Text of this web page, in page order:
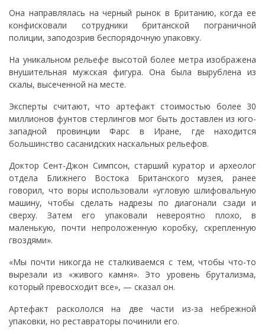
Она направлялась на черный рынок в Британию, когда ее
конфисковали сотрудники британской пограничной
полиции, заподозрив беспорядочную упаковку.
На уникальном рельефе высотой более метра изображена
внушительная мужская фигура. Она была вырублена из
скалы, высеченной на месте.
Эксперты считают, что артефакт стоимостью более 30
миллионов фунтов стерлингов мог быть доставлен из юго-
западной провинции Фарс в Иране, где находится
большинство сасанидских наскальных рельефов.
Доктор Сент-Джон Симпсон, старший куратор и археолог
отдела Ближнего Востока Британского музея, ранее
говорил, что воры использовали «угловую шлифовальную
машину, чтобы сделать надрезы по диагонали сзади и
сверху. Затем его упаковали невероятно плохо, в
маленькую, почти непроложенную коробку, скрепленную
гвоздями».
«Мы почти никогда не сталкиваемся с тем, чтобы что-то
вырезали из «живого камня». Это уровень брутализма,
который превосходит все», — сказал он.
Артефакт раскололся на две части из-за небрежной
упаковки, но реставраторы починили его.